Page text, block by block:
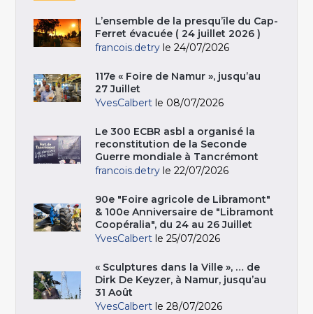
L’ensemble de la presqu’île du Cap-
Ferret évacuée ( 24 juillet 2026 )
francois.detry le 24/07/2026
117e « Foire de Namur », jusqu’au
27 Juillet
YvesCalbert le 08/07/2026
Le 300 ECBR asbl a organisé la
reconstitution de la Seconde
Guerre mondiale à Tancrémont
francois.detry le 22/07/2026
90e "Foire agricole de Libramont"
& 100e Anniversaire de "Libramont
Coopéralia", du 24 au 26 Juillet
YvesCalbert le 25/07/2026
« Sculptures dans la Ville », … de
Dirk De Keyzer, à Namur, jusqu’au
31 Août
YvesCalbert le 28/07/2026